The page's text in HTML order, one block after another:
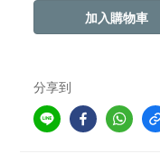
加入購物車
分享到